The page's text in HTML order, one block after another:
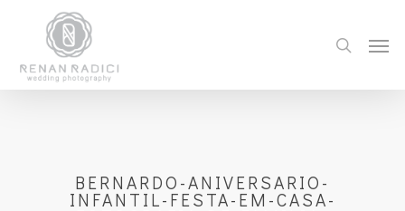
BERNARDO-ANIVERSARIO-
INFANTIL-FESTA-EM-CASA-